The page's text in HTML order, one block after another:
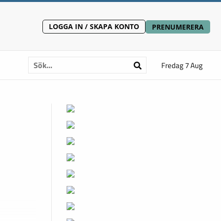
LOGGA IN / SKAPA KONTO PRENUMERERA
Fredag 7 Aug